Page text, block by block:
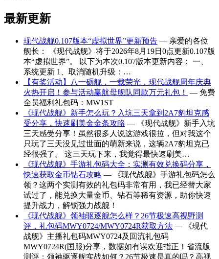
最新更新
现代战舰0.107版本“虚拟世界”更新预告 — 亲爱的各位
舰长： 《现代战舰》将于2026年8月19日0点更新0.107版
本“虚拟世界”。 以下为本次0.107版本更新内容： 一、
系统更新 1、取消随机升级：…
【有奖活动】八一砺舰，一载荣光，现代战舰周年庆典
火热开启！参与活动赢航母舰队同款万元礼包！
— 免费
全员福利礼包码：MW1ST
《现代战舰》新手怎么玩？入坑三天拿到2A7豹坦克感
受分享，快速刷美金金条攻略 — 《现代战舰》新手入坑
三天感受分享！虽然很多人说这游戏很拉，但对我这个
只玩了三天没见过世面的萌新来说，这辆2A7豹坦克已
经很强了。 这三天玩下来，我觉得最快速刷美…
《现代战舰》手游礼包码大全：实测有效兑换码分享，
快速获取金币钻石攻略 — 《现代战舰》手游礼包码怎么
领？这两个实测有效的礼包码非常有用，我已经替大家
试过了，能兑换大量金币、钻石等稀有资源，助你快速
提升战力，解锁强力战舰！
《现代战舰》领袖驱逐舰怎么样？26节极速高视野测
评，礼包码MWY0724/MWY0724R获取方法 — 《现代
战舰》主播礼包码MWY0724及回流礼包码
MWY0724R(国服)分享，数据如有误欢迎指正！省流版
测评：领袖驱逐舰实战如何？26节极速是真的吗？高视